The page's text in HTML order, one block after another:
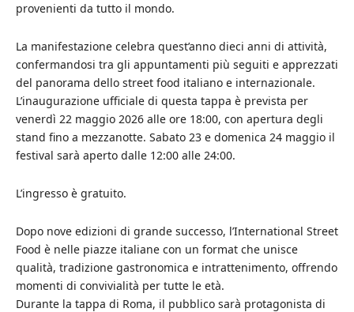
provenienti da tutto il mondo.
La manifestazione celebra quest’anno dieci anni di attività,
confermandosi tra gli appuntamenti più seguiti e apprezzati
del panorama dello street food italiano e internazionale.
L’inaugurazione ufficiale di questa tappa è prevista per
venerdì 22 maggio 2026 alle ore 18:00, con apertura degli
stand fino a mezzanotte. Sabato 23 e domenica 24 maggio il
festival sarà aperto dalle 12:00 alle 24:00.
L’ingresso è gratuito.
Dopo nove edizioni di grande successo, l’International Street
Food è nelle piazze italiane con un format che unisce
qualità, tradizione gastronomica e intrattenimento, offrendo
momenti di convivialità per tutte le età.
Durante la tappa di Roma, il pubblico sarà protagonista di